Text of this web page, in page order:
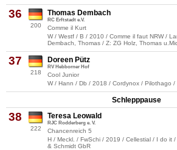
36
200
Thomas Dembach
RC Erftstadt e.V.
Comme il Kurt
W / Westf / B / 2010 / Comme il faut NRW /
Dembach, Thomas / Z: ZG Holz, Thomas
37
218
Doreen Pütz
RV Hebborner Hof
Cool Junior
W / Hann / Db / 2018 / Cordynox / Pilothago
Schlepppause
38
222
Teresa Leowald
RJC Rodderberg e. V.
Chancenreich 5
H / Meckl. / FwSchi / 2019 / Cellestial / I do it
& Schmidt GbR